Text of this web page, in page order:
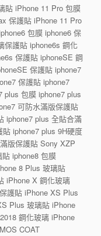
貼 iPhone 11 Pro 包膜
保護貼 iPhone 11 Pro
包膜 iphone6 保
保護貼 iphone6s 鋼化
保護貼 iphoneSE 鋼
保護貼 iphone7
保護貼 iphone7
plus 包膜 iphone7 plus
可防水滿版保護貼
iphone7 plus 全貼合滿
iphone7 plus 9H硬度
版保護貼 Sony XZP
iphone8 包膜
8 Plus 玻璃貼
iPhone X 鋼化玻璃
護貼 iPhone XS Plus
Plus 玻璃貼 iPhone
鋼化玻璃 iPhone
COAT